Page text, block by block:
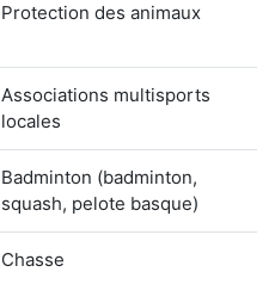
Protection des animaux
Associations multisports
locales
Badminton (badminton,
squash, pelote basque)
Chasse